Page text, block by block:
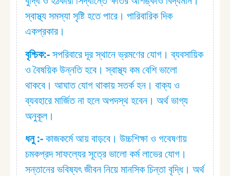
স্বাস্থ্য সমস্যা সৃষ্টি হতে পারে। পারিবারিক দিক
একপ্রকার।
বৃশ্চিক:⁠-সপরিবারে দূর স্থানে ভ্রমণের যোগ। ব্যবসায়িক
ও বৈষয়িক উন্নতি হবে। স্বাস্থ্য কম বেশি ভালো
থাকবে। আঘাত যোগ থাকায় সতর্ক হন। বাক্য ও
ব্যবহারে মার্জিত না হলে অপদস্থ হবেন। অর্থ ভাগ্য
অনুকূল।
ধনু :⁠-কাজকর্মে আয় বাড়বে। উচ্চশিক্ষা ও গবেষণায়
চমকপ্রদ সাফল্যের সূত্রে ভালো কর্ম লাভের যোগ।
সন্তানের ভবিষ্যৎ জীবন নিয়ে মানসিক চিন্তা বৃদ্ধি। অর্থ